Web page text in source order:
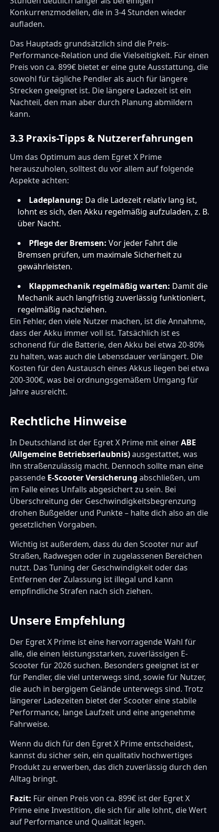
Konkurrenzmodellen, die in 3-4 Stunden wieder
aufladen.
Das Hauptads grundsätzlich sind die Preis-
Performance-Relation und die Vielseitigkeit. Für einen
Preis von ca. 899€ bietet er eine gute Ausstattung, die
sowohl für tägliche Pendler als auch für längere
Strecken geeignet ist. Die längere Ladezeit ist ein
Nachteil, den man aber durch Planung abmildern
kann.
3.3 Praxis-Tipps & Nutzererfahrungen
Um das Optimum aus dem Egret X Prime
herauszuholen, solltest du vor allem auf folgende
Aspekte achten:
Ladeplanung: Da die Ladezeit relativ lang ist,
lohnt es sich, den Akku regelmäßig aufzuladen, z. B.
über Nacht.
Pflege der Bremsen: Vor jeder Fahrt die
Bremsen prüfen, um maximale Sicherheit zu
gewährleisten.
Klappmechanik regelmäßig warten: Damit die
Mechanik auch langfristig zuverlässig funktioniert,
regelmäßig nachziehen.
Ein Fehler, den viele Nutzer machen, ist die Annahme,
dass der Akku immer voll ist. Tatsächlich ist es
schonend für die Batterie, den Akku bei etwa 20-80%
zu halten, was auch die Lebensdauer verlängert. Die
Kosten für den Austausch eines Akkus liegen bei etwa
200-300€, was bei ordnungsgemäßem Umgang für
Jahre ausreicht.
Rechtliche Hinweise
In Deutschland ist der Egret X Prime mit einerABE
(Allgemeine Betriebserlaubnis)ausgestattet, was
ihn straßenzulässig macht. Dennoch sollte man eine
passende E-Scooter Versicherung abschließen, um
im Falle eines Unfalls abgesichert zu sein. Bei
Überschreitung der Geschwindigkeitsbegrenzung
drohen Bußgelder und Punkte – halte dich also an die
gesetzlichen Vorgaben.
Wichtig ist außerdem, dass du den Scooter nur auf
Straßen, Radwegen oder in zugelassenen Bereichen
nutzt. Das Tuning der Geschwindigkeit oder das
Entfernen der Zulassung ist illegal und kann
empfindliche Strafen nach sich ziehen.
Unsere Empfehlung
Der Egret X Prime ist eine hervorragende Wahl für
alle, die einen leistungsstarken, zuverlässigen E-
Scooter für 2026 suchen. Besonders geeignet ist er
für Pendler, die viel unterwegs sind, sowie für Nutzer,
die auch in bergigem Gelände unterwegs sind. Trotz
längerer Ladezeiten bietet der Scooter eine stabile
Performance, lange Laufzeit und eine angenehme
Fahrweise.
Wenn du dich für den Egret X Prime entscheidest,
kannst du sicher sein, ein qualitativ hochwertiges
Produkt zu erwerben, das dich zuverlässig durch den
Alltag bringt.
Fazit: Für einen Preis von ca. 899€ ist der Egret X
Prime eine Investition, die sich für alle lohnt, die Wert
auf Performance und Qualität legen.